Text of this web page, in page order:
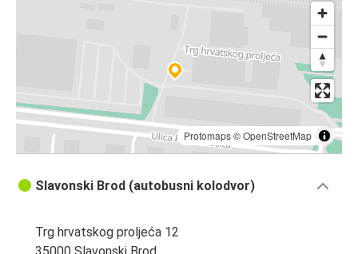
Protomaps©OpenStreetMap
Slavonski Brod (autobusni kolodvor)
Trg hrvatskog proljeća 12